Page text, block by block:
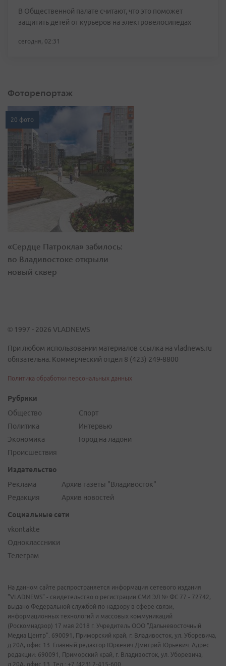
В Общественной палате считают, что это поможет
защитить детей от курьеров на электровелосипедах
сегодня, 02:31
Фоторепортаж
20 фото
«Сердце Патрокла» забилось:
во Владивостоке открыли
новый сквер
© 1997 - 2026 VLADNEWS
При любом использовании материалов ссылка на vladnews.ru
обязательна. Коммерческий отдел 8 (423) 249-8800
Политика обработки персональных данных
Рубрики
Общество
Политика
Экономика
Происшествия
Спорт
Интервью
Город на ладони
Издательство
Реклама
Редакция
Архив газеты "Владивосток"
Архив новостей
Социальные сети
vkontakte
Одноклассники
Телеграм
На данном сайте распространяется информация сетевого издания
"VLADNEWS" - свидетельство о регистрации СМИ ЭЛ № ФС 77 - 72742,
выдано Федеральной службой по надзору в сфере связи,
информационных технологий и массовых коммуникаций
(Роскомнадзор) 17 мая 2018 г. Учредитель ООО "Дальневосточный
Медиа Центр". 690091, Приморский край, г. Владивосток, ул. Уборевича,
д.20А, офис 13. Главный редактор Юркевич Дмитрий Юрьевич. Адрес
редакции: 690091, Приморский край, г. Владивосток, ул. Уборевича,
д.20А, офис 13. Тел.: +7 (423) 2-415-600.